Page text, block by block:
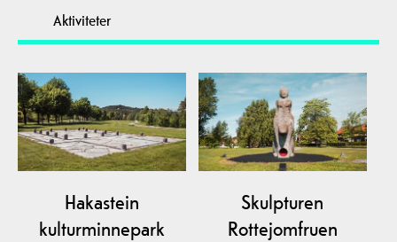
Aktiviteter
Hakastein
kulturminnepark
Skulpturen
Rottejomfruen